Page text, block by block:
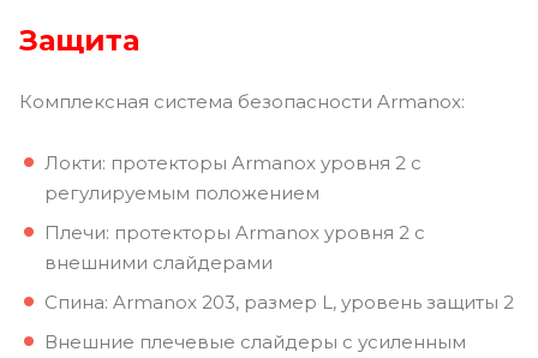
Защита
Комплексная система безопасности Armanox:
Локти: протекторы Armanox уровня 2 с
регулируемым положением
Плечи: протекторы Armanox уровня 2 с
внешними слайдерами
Спина: Armanox 203, размер L, уровень защиты 2
Внешние плечевые слайдеры с усиленным